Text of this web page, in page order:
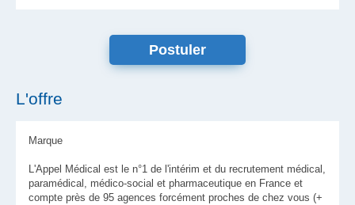
L'offre
Marque
L'Appel Médical est le n°1 de l'intérim et du recrutement médical,
paramédical, médico-social et pharmaceutique en France et
compte près de 95 agences forcément proches de chez vous (+